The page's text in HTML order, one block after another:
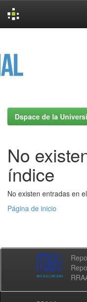
Dspace de la
No
índice
No existen entradas en
Página de inicio